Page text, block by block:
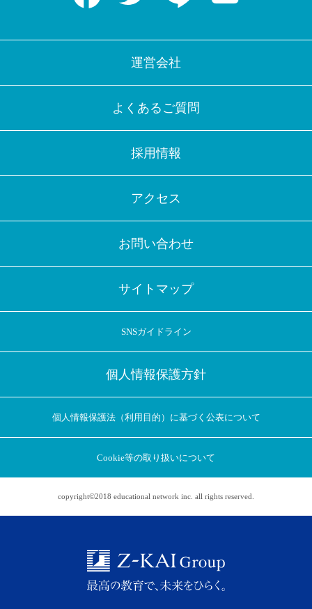
アプリに切り替えてみませんか
アプリ限定のコラムを配信中！
運営会社
よくあるご質問
採用情報
アクセス
お問い合わせ
サイトマップ
SNSガイドライン
個人情報保護方針
個人情報保護法（利用目的）に基づく公表について
Cookie等の取り扱いについて
copyright©2018 educational network inc. all rights reserved.